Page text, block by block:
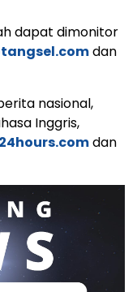
dapat dimonitor
dan
nasional,
Inggris,
dan